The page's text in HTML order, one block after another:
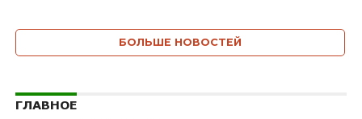
БОЛЬШЕ НОВОСТЕЙ
ГЛАВНОЕ